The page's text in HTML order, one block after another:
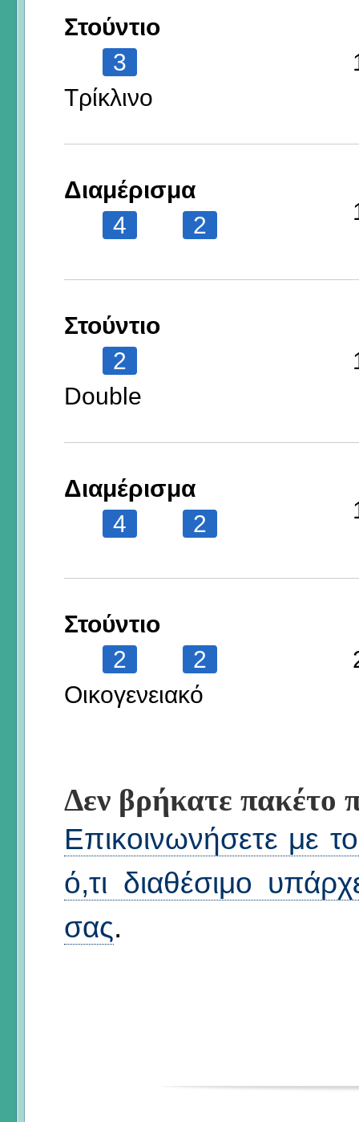
Στούντιο
3
Τρίκλινο
Διαμέρισμα
4
2
Στούντιο
2
Double
Διαμέρισμα
4
2
Στούντιο
2
2
Οικογενειακό
Δεν βρήκατε πακέτο
Επικοινωνήσετε με
ό,τι διαθέσιμο
σας.